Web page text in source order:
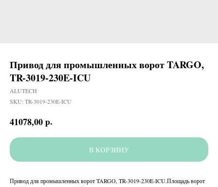
Привод для промышленных ворот TARGO,
TR-3019-230E-ICU
ALUTECH
SKU: TR-3019-230E-ICU
41078,00р.
В КОРЗИНУ
Привод для промышленных ворот TARGO, TR-3019-230E-ICU.Площадь ворот